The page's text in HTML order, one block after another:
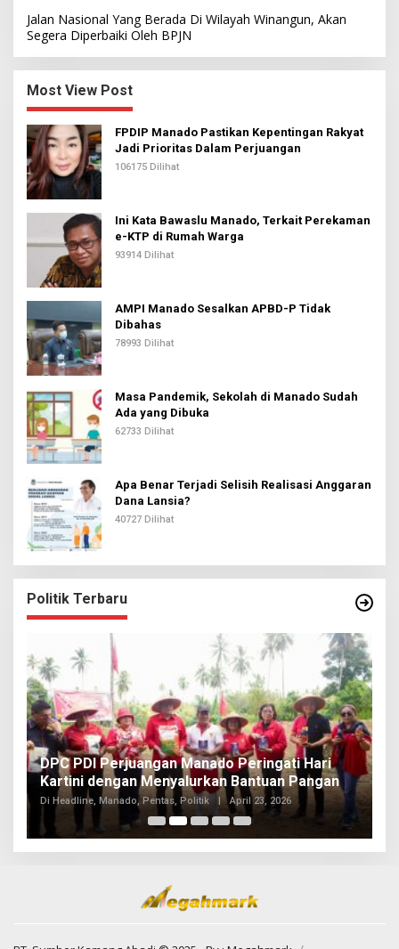
Jalan Nasional Yang Berada Di Wilayah Winangun, Akan
Segera Diperbaiki Oleh BPJN
Most View Post
FPDIP Manado Pastikan Kepentingan Rakyat
Jadi Prioritas Dalam Perjuangan
106175 Dilihat
Ini Kata Bawaslu Manado, Terkait Perekaman
e-KTP di Rumah Warga
93914 Dilihat
AMPI Manado Sesalkan APBD-P Tidak
Dibahas
78993 Dilihat
Masa Pandemik, Sekolah di Manado Sudah
Ada yang Dibuka
62733 Dilihat
Apa Benar Terjadi Selisih Realisasi Anggaran
Dana Lansia?
40727 Dilihat
Politik Terbaru
DPC PDI Perjuangan Manado Peringati Hari
Kartini dengan Menyalurkan Bantuan Pangan
Di Headline, Manado, Pentas, Politik | April 23, 2026